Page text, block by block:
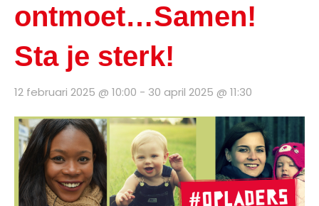
ontmoet…Samen!
Sta je sterk!
12 februari 2025 @ 10:00 - 30 april 2025 @ 11:30